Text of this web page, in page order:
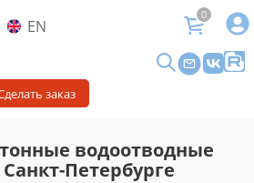
EN
0
заказ
водоотводные
Петербурге